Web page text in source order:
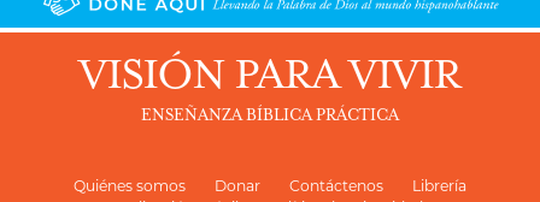
VISIÓN PARA VIVIR
ENSEÑANZA BÍBLICA PRÁCTICA
Quiénes somos Donar Contáctenos
Librería